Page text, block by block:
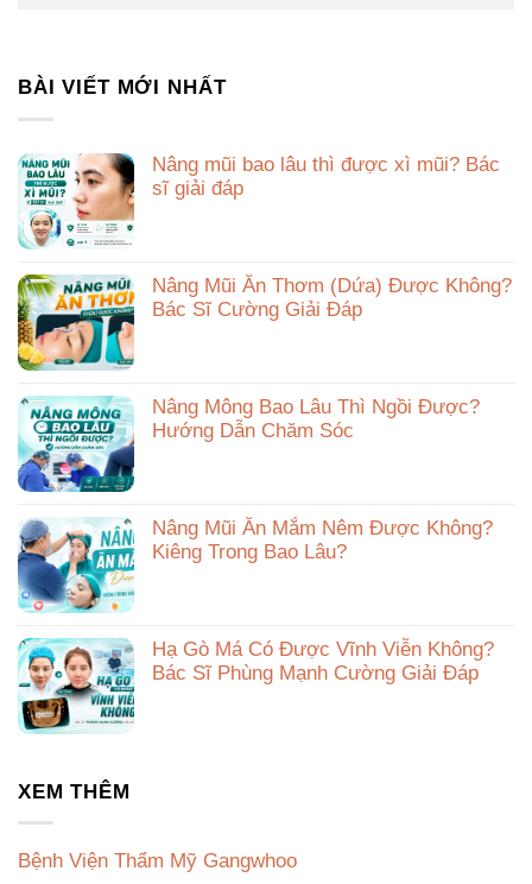
BÀI VIẾT MỚI NHẤT
Nâng mũi bao lâu thì được xì mũi? Bác
sĩ giải đáp
Nâng Mũi Ăn Thơm (Dứa) Được Không?
Bác Sĩ Cường Giải Đáp
Nâng Mông Bao Lâu Thì Ngồi Được?
Hướng Dẫn Chăm Sóc
Nâng Mũi Ăn Mắm Nêm Được Không?
Kiêng Trong Bao Lâu?
Hạ Gò Má Có Được Vĩnh Viễn Không?
Bác Sĩ Phùng Mạnh Cường Giải Đáp
XEM THÊM
Bệnh Viện Thẩm Mỹ Gangwhoo